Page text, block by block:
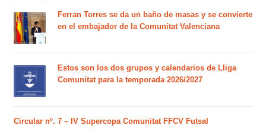
Ferran Torres se da un baño de masas y se convierte
en el embajador de la Comunitat Valenciana
Estos son los dos grupos y calendarios de Lliga
Comunitat para la temporada 2026/2027
Circular nº. 7 – IV Supercopa Comunitat FFCV Futsal